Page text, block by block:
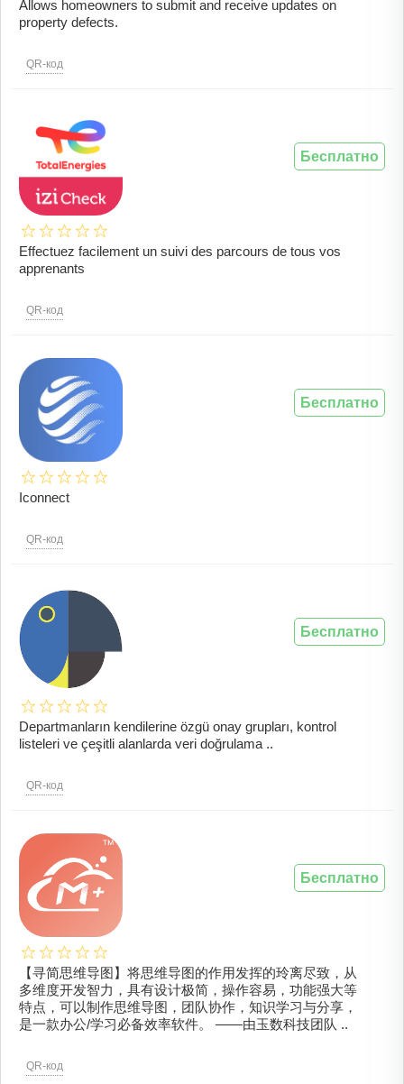
Allows homeowners to submit and receive updates on
property defects.
QR-код
Effectuez facilement un suivi des parcours de tous vos
apprenants
QR-код
Бесплатно
Iconnect
QR-код
Бесплатно
Departmanların kendilerine özgü onay grupları, kontrol
listeleri ve çeşitli alanlarda veri doğrulama ..
QR-код
Бесплатно
【寻简思维导图】将思维导图的作用发挥的玲离尽致，从
多维度开发智力，具有设计极简，操作容易，功能强大等
特点，可以制作思维导图，团队协作，知识学习与分享，
是一款办公/学习必备效率软件。 ——由玉数科技团队 ..
QR-код
Бесплатно